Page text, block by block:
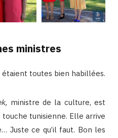
ministres
toutes bien habillées.
ministre de la culture, est
tunisienne. Elle arrive
Juste ce qu’il faut. Bon les